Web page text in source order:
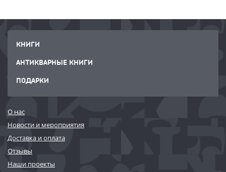
КНИГИ
АНТИКВАРНЫЕ КНИГИ
ПОДАРКИ
О нас
Новости и мероприятия
Доставка и оплата
Отзывы
Наши проекты